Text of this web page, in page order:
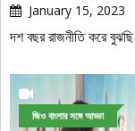
January 15, 2023
দশ বছর রাজনীতি করে
জিও বাংলার সঙ্গে আড্ডা